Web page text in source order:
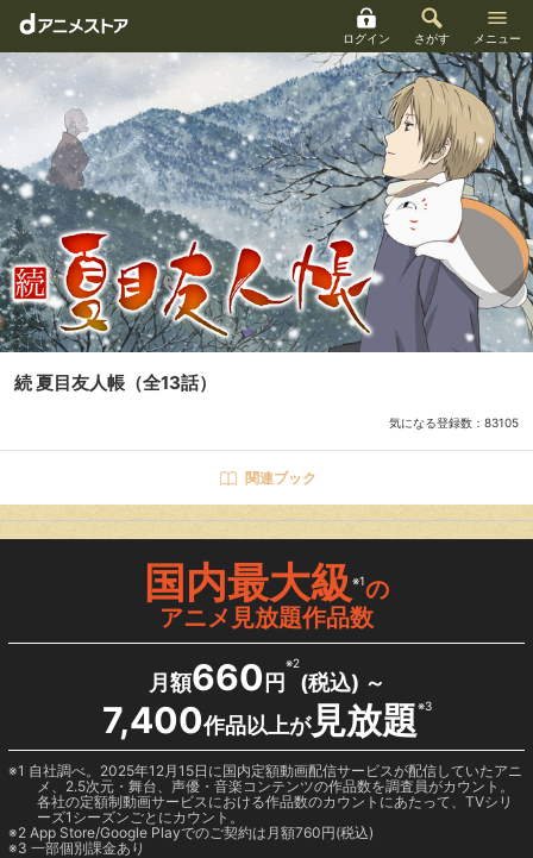
ログイン さがす メニュー
続 夏目友人帳 （全13話）
気になる登録数： 83105
関連ブック
国内最大級※1の
アニメ見放題作品数
月額660 円
※2
(税込) ～
7,400作品以上が見放題※3
1 自社調べ。2025年12月15日に国内定額動画配信サービスが配信していたアニ
メ、2.5次元・舞台、声優・音楽コンテンツの作品数を調査員がカウント。
各社の定額制動画サービスにおける作品数のカウントにあたって、TVシリ
ーズ1シーズンごとにカウント。
2 App Store/Google Playでのご契約は月額760円(税込)
3 一部個別課金あり